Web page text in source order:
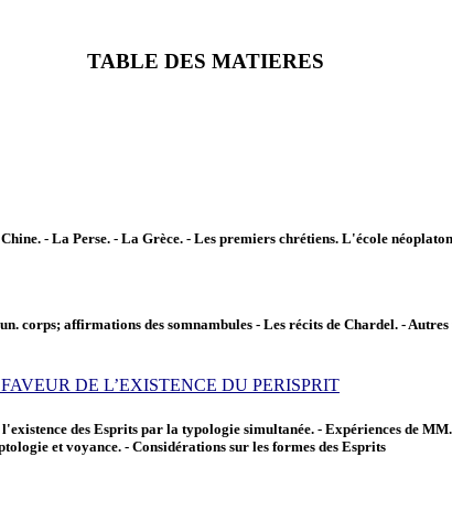
TABLE DES MATIERES
- La Perse. - La Grèce. - Les premiers chrétiens. L'école
corps; affirmations des somnambules - Les récits de Chardel. -
DE L’EXISTENCE DU PERISPRIT
des Esprits par la typologie simultanée. - Expériences de
et voyance. - Considérations sur les formes des Esprits